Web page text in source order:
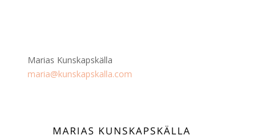
Marias Kunskapskälla
maria@kunskapskalla.com